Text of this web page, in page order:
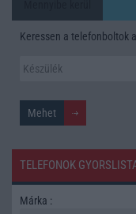
Keressen a telefonboltok
TELEFONOK
Márka :